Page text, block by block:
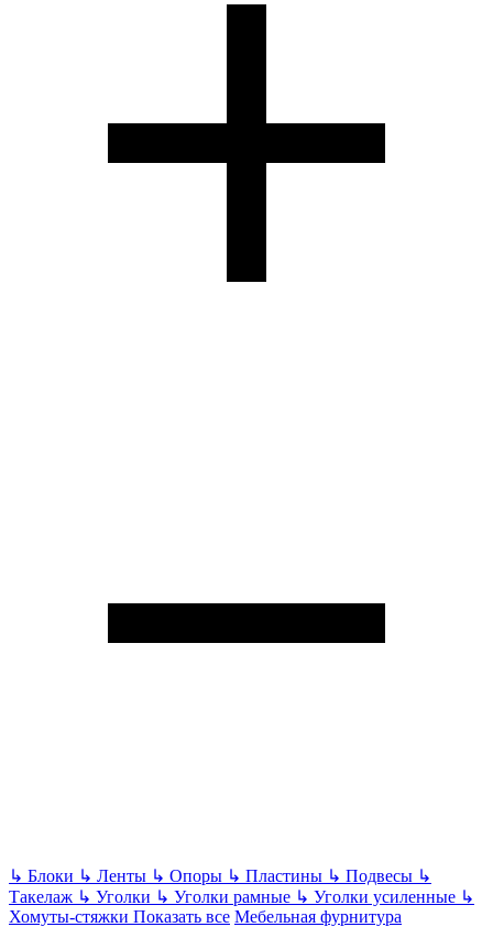
↳ Блоки ↳ Ленты ↳ Опоры ↳ Пластины ↳ Подвесы ↳
Такелаж ↳ Уголки ↳ Уголки рамные ↳ Уголки усиленные ↳
Хомуты-стяжки Показать все Мебельная фурнитура